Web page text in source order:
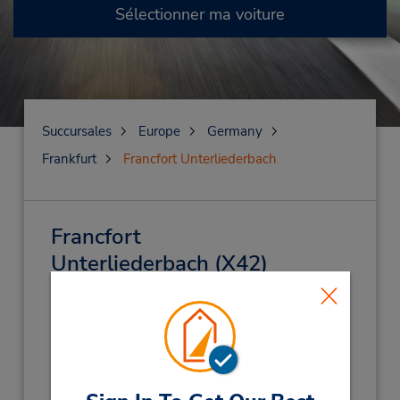
Sélectionner ma voiture
Succursales Europe
Germany
Frankfurt
Francfort Unterliederbach
Francfort
Unterliederbach (X42)
65929,
Germany
(49) 069710445596